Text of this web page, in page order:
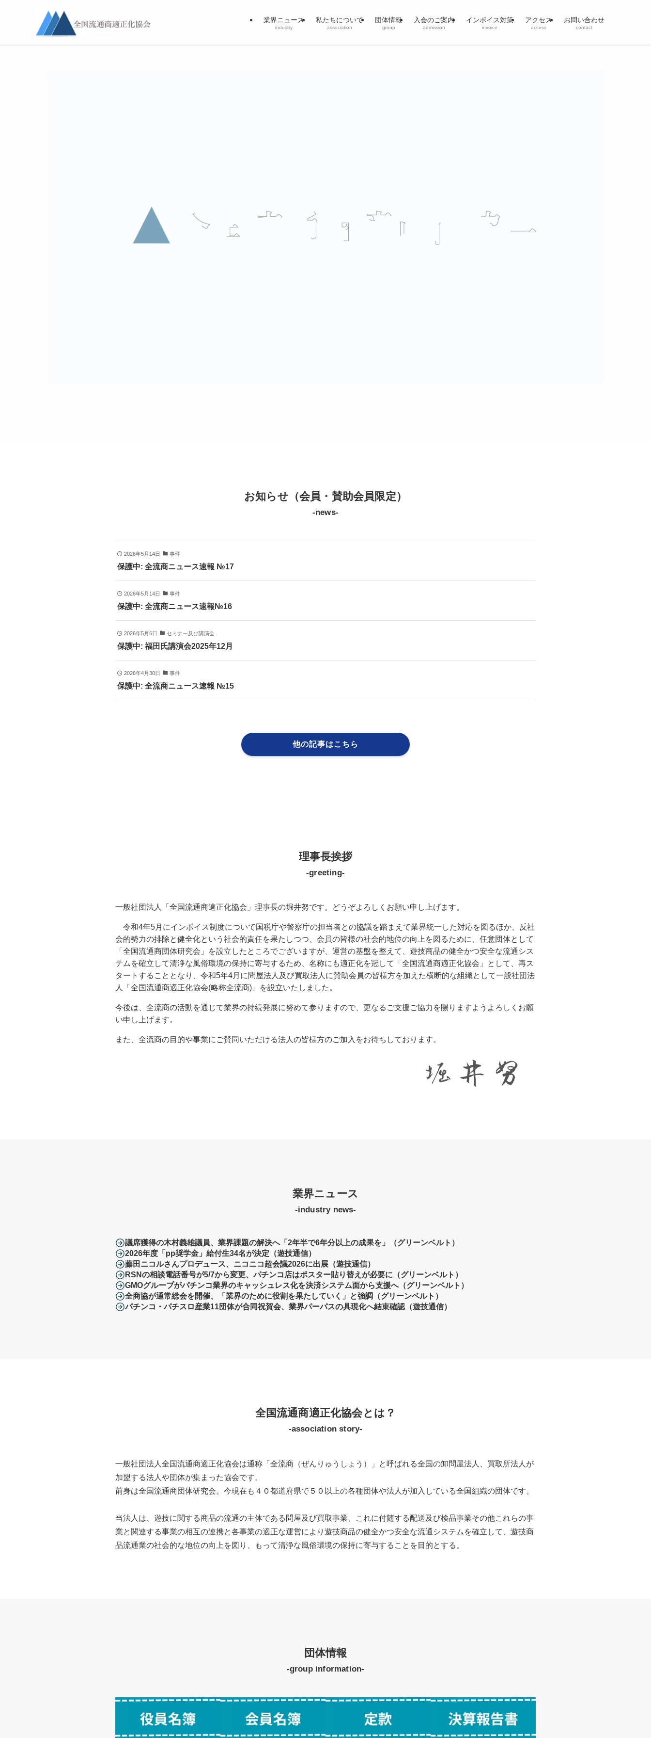
業界ニュース
industry
私たちについて
association
団体情報
group
入会のご案内
admission
インボイス対策
invoice
アクセス
access
お問い合わせ
contact
お知らせ（会員・賛助会員限定）
-news-
2026年5月14日 事件
保護中: 全流商ニュース速報 №17
2026年5月14日 事件
保護中: 全流商ニュース速報№16
2026年5月6日 セミナー及び講演会
保護中: 福田氏講演会2025年12月
2026年4月30日 事件
保護中: 全流商ニュース速報 №15
他の記事はこちら
理事長挨拶
-greeting-
一般社団法人「全国流通商適正化協会」理事長の堀井努です。どうぞよろしくお願い申し上げます。
令和4年5月にインボイス制度について国税庁や警察庁の担当者との協議を踏まえて業界統一した対応を図るほか、反社
会的勢力の排除と健全化という社会的責任を果たしつつ、会員の皆様の社会的地位の向上を図るために、任意団体として
「全国流通商団体研究会」を設立したところでございますが、運営の基盤を整えて、遊技商品の健全かつ安全な流通シス
テムを確立して清浄な風俗環境の保持に寄与するため、名称にも適正化を冠して「全国流通商適正化協会」として、再ス
タートすることとなり、令和5年4月に問屋法人及び買取法人に賛助会員の皆様方を加えた横断的な組織として一般社団法
人「全国流通商適正化協会(略称全流商)」を設立いたしました。
今後は、全流商の活動を通じて業界の持続発展に努めて参りますので、更なるご支援ご協力を賜りますようよろしくお願
い申し上げます。
また、全流商の目的や事業にご賛同いただける法人の皆様方のご加入をお待ちしております。
業界ニュース
-industry news-
議席獲得の木村義雄議員、業界課題の解決へ「2年半で6年分以上の成果を」（グリーンベルト）
2026年度「pp奨学金」給付生34名が決定（遊技通信）
藤田ニコルさんプロデュース、ニコニコ超会議2026に出展（遊技通信）
RSNの相談電話番号が5/7から変更、パチンコ店はポスター貼り替えが必要に（グリーンベルト）
GMOグループがパチンコ業界のキャッシュレス化を決済システム面から支援へ（グリーンベルト）
全商協が通常総会を開催、「業界のために役割を果たしていく」と強調（グリーンベルト）
パチンコ・パチスロ産業11団体が合同祝賀会、業界パーパスの具現化へ結束確認（遊技通信）
全国流通商適正化協会とは？
-association story-
一般社団法人全国流通商適正化協会は通称「全流商（ぜんりゅうしょう）」と呼ばれる全国の卸問屋法人、買取所法人が
加盟する法人や団体が集まった協会です。
前身は全国流通商団体研究会。今現在も４０都道府県で５０以上の各種団体や法人が加入している全国組織の団体です。
当法人は、遊技に関する商品の流通の主体である問屋及び買取事業、これに付随する配送及び検品事業その他これらの事
業と関連する事業の相互の連携と各事業の適正な運営により遊技商品の健全かつ安全な流通システムを確立して、遊技商
品流通業の社会的な地位の向上を図り、もって清浄な風俗環境の保持に寄与することを目的とする。
団体情報
-group information-